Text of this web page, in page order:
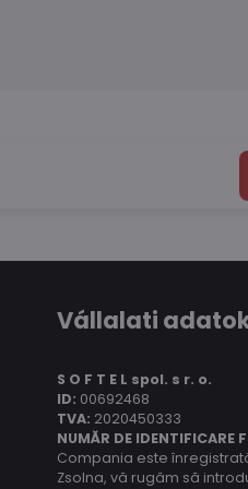
Vállalati
S O F T E L spol. s r. o.
ID: 00692468
TVA: 2020450333
NUMĂR DE IDENTIFICARE
Compania este
Zsolna, vă rugăm să